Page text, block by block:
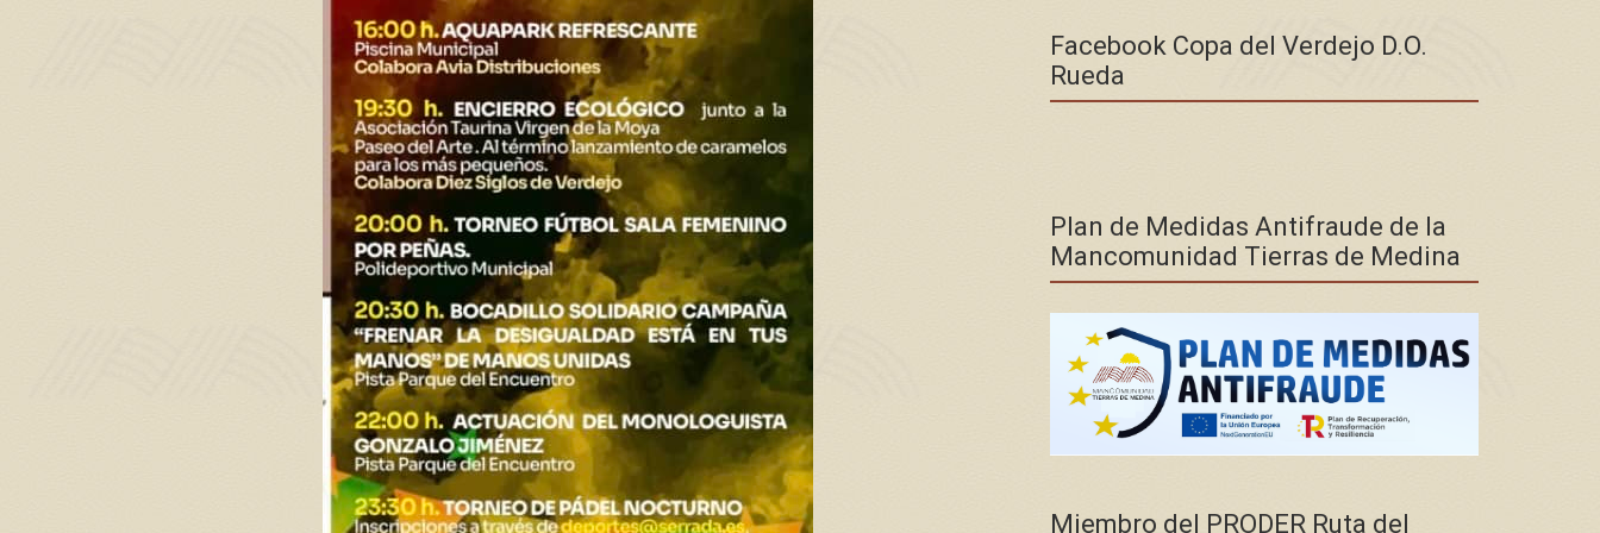
Facebook Copa del Verdejo D.O.
Rueda
Plan de Medidas Antifraude de la
Mancomunidad Tierras de Medina
Miembro del PRODER Ruta del